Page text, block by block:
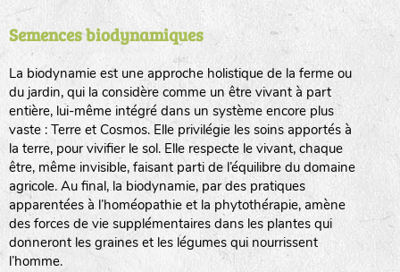
Semences biodynamiques
La biodynamie est une approche holistique de la ferme ou
du jardin, qui la considère comme un être vivant à part
entière, lui-même intégré dans un système encore plus
vaste : Terre et Cosmos. Elle privilégie les soins apportés à
la terre, pour vivifier le sol. Elle respecte le vivant, chaque
être, même invisible, faisant parti de l’équilibre du domaine
agricole. Au final, la biodynamie, par des pratiques
apparentées à l’homéopathie et la phytothérapie, amène
des forces de vie supplémentaires dans les plantes qui
donneront les graines et les légumes qui nourrissent
l’homme.
LA RÉFÉRENCE :F BEL20BPA1A (en haut à gauche)
F : Fleurs.
Les autres catégories étant :
animaux sauvages
biodiversité cultivée